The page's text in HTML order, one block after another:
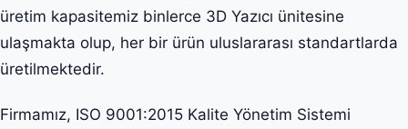
üretim kapasitemiz binlerce 3D Yazıcı ünitesine
ulaşmakta olup, her bir ürün uluslararası standartlarda
üretilmektedir.
Firmamız, ISO 9001:2015 Kalite Yönetim Sistemi